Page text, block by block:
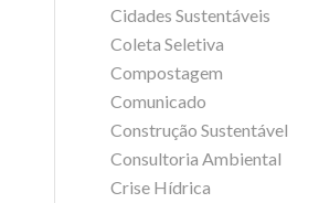
Cidades Sustentáveis
Coleta Seletiva
Compostagem
Comunicado
Construção Sustentável
Consultoria Ambiental
Crise Hídrica